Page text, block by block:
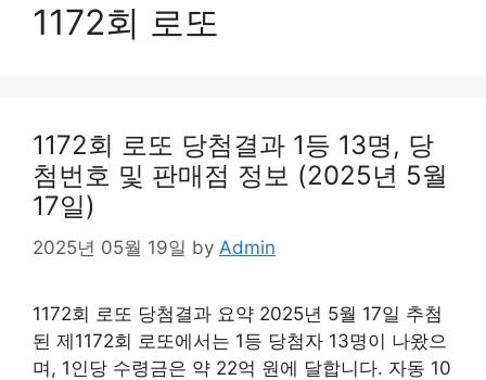
1172회 로또
1172회 로또 당첨결과 1등 13명, 당
첨번호 및 판매점 정보 (2025년 5월
17일)
2025년 05월 19일 by Admin
1172회 로또 당첨결과 요약 2025년 5월 17일 추첨
된 제1172회 로또에서는 1등 당첨자 13명이 나왔으
며, 1인당 수령금은 약 22억 원에 달합니다. 자동 10